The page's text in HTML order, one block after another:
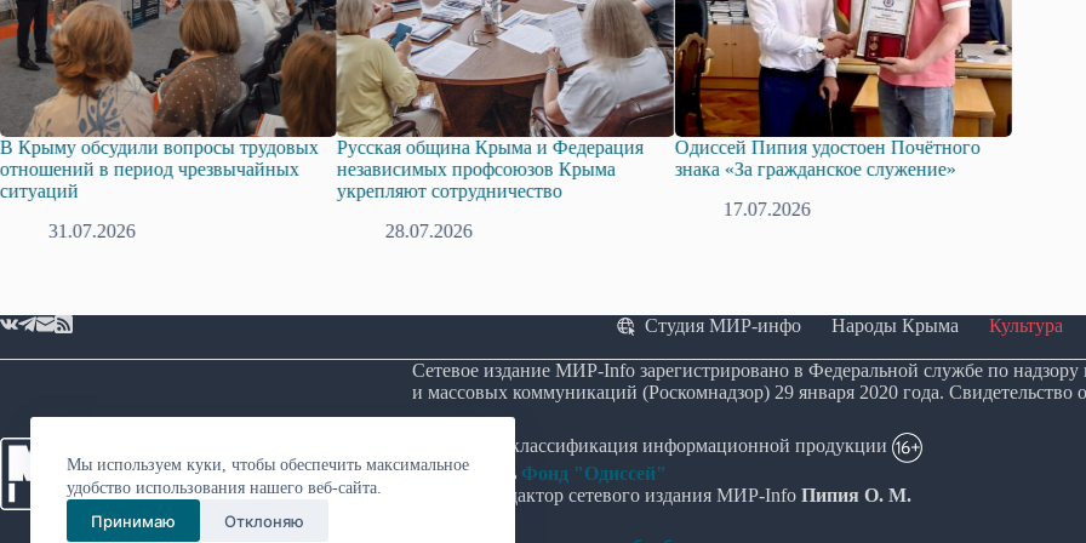
Мы используем куки, чтобы обеспечить максимальное
удобство использования нашего веб-сайта.
Принимаю Отклоняю
вопросы трудовых
чрезвычайных
Русская община Крыма и Федерация
независимых профсоюзов Крыма
укрепляют сотрудничество
Одиссей Пипия удостоен Почётного
знака «За гражданское служение»
Госдума приняла в
законопроект о
Студия МИР-инфо Народы Крыма Культура
Сетевое издание МИР-Info зарегистрировано в Федеральной службе по
и массовых коммуникаций (Роскомнадзор) 29 января 2020 года. Свидетельство
Возрастная классификация информационной продукции
Учредитель Фонд "Одиссей"
Главный редактор сетевого издания МИР-Info Пипия О. М.